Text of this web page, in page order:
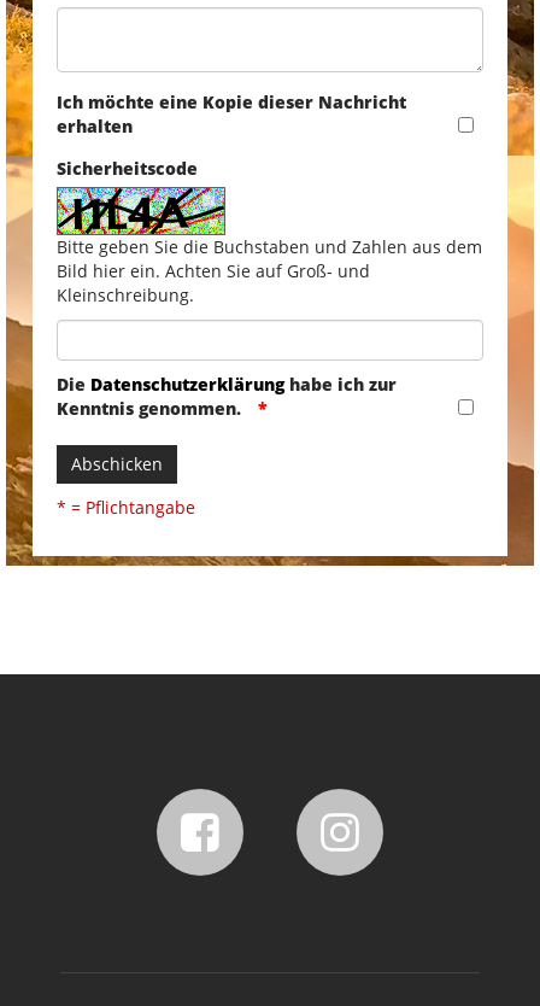
Ich möchte eine Kopie dieser Nachricht
erhalten
Sicherheitscode
Bitte geben Sie die Buchstaben und Zahlen aus dem
Bild hier ein. Achten Sie auf Groß- und
Kleinschreibung.
Die Datenschutzerklärunghabe ich zur
Kenntnis genommen.
Abschicken
* = Pflichtangabe